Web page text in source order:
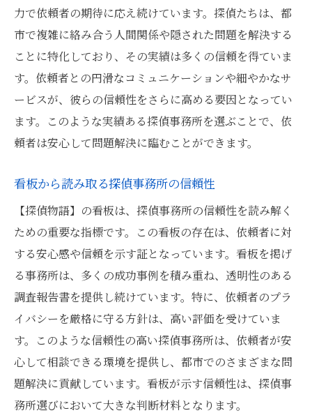
力で依頼者の期待に応え続けています。探偵たちは、都
市で複雑に絡み合う人間関係や隠された問題を解決する
ことに特化しており、その実績は多くの信頼を得ていま
す。依頼者との円滑なコミュニケーションや細やかなサ
ービスが、彼らの信頼性をさらに高める要因となってい
ます。このような実績ある探偵事務所を選ぶことで、依
頼者は安心して問題解決に臨むことができます。
看板から読み取る探偵事務所の信頼性
【探偵物語】の看板は、探偵事務所の信頼性を読み解く
ための重要な指標です。この看板の存在は、依頼者に対
する安心感や信頼を示す証となっています。看板を掲げ
る事務所は、多くの成功事例を積み重ね、透明性のある
調査報告書を提供し続けています。特に、依頼者のプラ
イバシーを厳格に守る方針は、高い評価を受けていま
す。このような信頼性の高い探偵事務所は、依頼者が安
心して相談できる環境を提供し、都市でのさまざまな問
題解決に貢献しています。看板が示す信頼性は、探偵事
務所選びにおいて大きな判断材料となります。